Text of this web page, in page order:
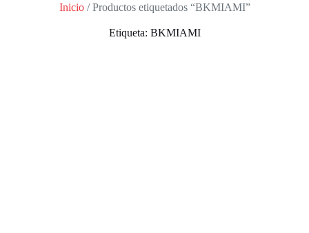
Inicio/ Productos etiquetados “BKMIAMI”
Etiqueta: BKMIAMI